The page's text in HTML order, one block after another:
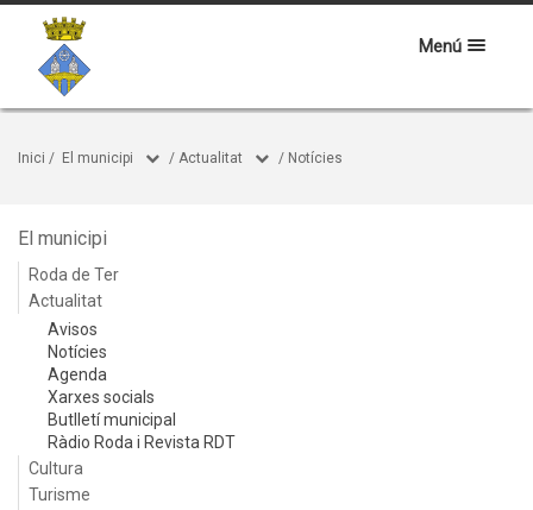
Menú
Inici / El municipi / Actualitat / Notícies
El municipi
Roda de Ter
Actualitat
Avisos
Notícies
Agenda
Xarxes socials
Butlletí municipal
Ràdio Roda i Revista RDT
Cultura
Turisme